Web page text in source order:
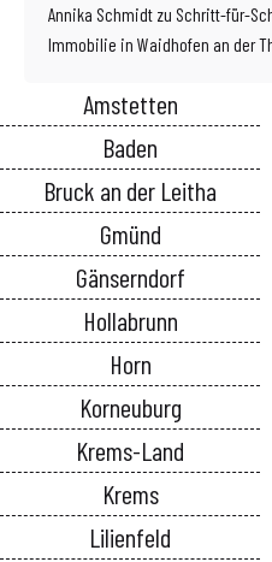
Annika Schmidt zu Schritt-für-
Immobilie in Waidhofen an der
Amstetten
Baden
Bruck an der Leitha
Gmünd
Gänserndorf
Hollabrunn
Horn
Korneuburg
Krems-Land
Krems
Lilienfeld